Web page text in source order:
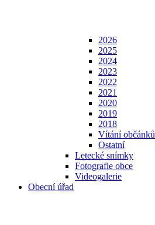
2026
2025
2024
2023
2022
2021
2020
2019
2018
Vítání občánků
Ostatní
Letecké snímky
Fotografie obce
Videogalerie
Obecní úřad